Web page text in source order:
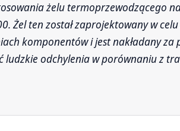
Żel ten został zaprojektowany w
komponentów i jest nakładany za
odchylenia w porównaniu z